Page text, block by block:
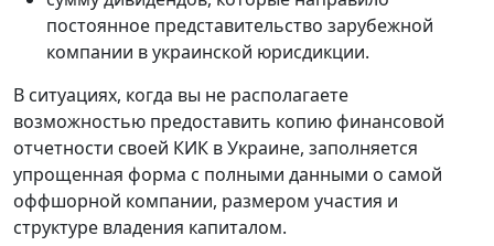
постоянное представительство зарубежной
компании в украинской юрисдикции.
В ситуациях, когда вы не располагаете
возможностью предоставить копию финансовой
отчетности своей КИК в Украине, заполняется
упрощенная форма с полными данными о самой
оффшорной компании, размером участия и
структуре владения капиталом.